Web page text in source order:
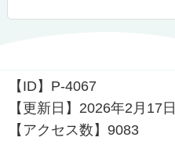
【ID】 P-4067
【更新日】 2026年2月17日
【アクセス数】9083